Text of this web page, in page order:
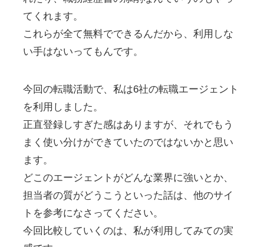
てくれます。
これらが全て無料でできるんだから、利用しな
い手はないってもんです。
今回の転職活動で、私は6社の転職エージェント
を利用しました。
正直登録しすぎた感はありますが、それでもう
まく使い分けができていたのではないかと思い
ます。
どこのエージェントがどんな業界に強いとか、
担当者の質がどうこうといった話は、他のサイ
トを参考になさってください。
今回比較していくのは、私が利用してみての実